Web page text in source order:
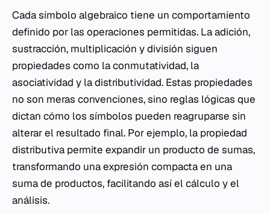
Cada símbolo algebraico tiene un comportamiento
definido por las operaciones permitidas. La adición,
sustracción, multiplicación y división siguen
propiedades como la conmutatividad, la
asociatividad y la distributividad. Estas propiedades
no son meras convenciones, sino reglas lógicas que
dictan cómo los símbolos pueden reagruparse sin
alterar el resultado final. Por ejemplo, la propiedad
distributiva permite expandir un producto de sumas,
transformando una expresión compacta en una
suma de productos, facilitando así el cálculo y el
análisis.